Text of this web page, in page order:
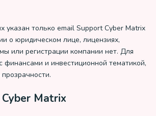
указан только email Support Cyber Matrix
о юридическом лице, лицензиях,
или регистрации компании нет. Для
финансами и инвестиционной тематикой,
Matrix